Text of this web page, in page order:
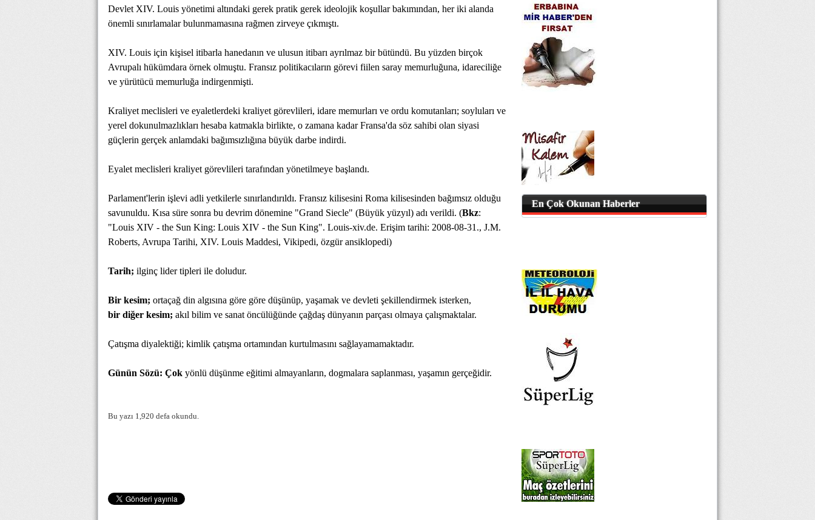
Devlet XIV. Louis yönetimi altındaki gerek pratik gerek ideolojik koşullar bakımından, her iki alanda
önemli sınırlamalar bulunmamasına rağmen zirveye çıkmıştı.
XIV. Louis için kişisel itibarla hanedanın ve ulusun itibarı ayrılmaz bir bütündü. Bu yüzden birçok
Avrupalı hükümdara örnek olmuştu. Fransız politikacıların görevi fiilen saray memurluğuna, idareciliğe
ve yürütücü memurluğa indirgenmişti.
Kraliyet meclisleri ve eyaletlerdeki kraliyet görevlileri, idare memurları ve ordu komutanları; soyluları ve
yerel dokunulmazlıkları hesaba katmakla birlikte, o zamana kadar Fransa'da söz sahibi olan siyasi
güçlerin gerçek anlamdaki bağımsızlığına büyük darbe indirdi.
Eyalet meclisleri kraliyet görevlileri tarafından yönetilmeye başlandı.
Parlament'lerin işlevi adli yetkilerle sınırlandırıldı. Fransız kilisesini Roma kilisesinden bağımsız olduğu
savunuldu. Kısa süre sonra bu devrim dönemine "Grand Siecle" (Büyük yüzyıl) adı verildi. (Bkz:
"Louis XIV - the Sun King: Louis XIV - the Sun King". Louis-xiv.de. Erişim tarihi: 2008-08-31., J.M.
Roberts, Avrupa Tarihi, XIV. Louis Maddesi, Vikipedi, özgür ansiklopedi)
Tarih; ilginç lider tipleri ile doludur.
Bir kesim; ortaçağ din algısına göre göre düşünüp, yaşamak ve devleti şekillendirmek isterken,
bir diğer kesim; akıl bilim ve sanat öncülüğünde çağdaş dünyanın parçası olmaya çalışmaktalar.
Çatışma diyalektiği; kimlik çatışma ortamından kurtulmasını sağlayamamaktadır.
Günün Sözü: Çok yönlü düşünme eğitimi almayanların, dogmalara saplanması, yaşamın gerçeğidir.
Bu yazı 1,920 defa okundu.
En Çok Okunan Haberler